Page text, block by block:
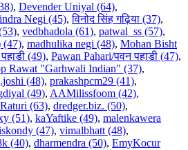
, Devender Uniyal (64),
Negi (45),विनोद सिंह गढ़िया (37),
, vedbhadola (61), patwal_ss (57),
(47), madhulika negi (48), Mohan Bisht
(49), Pawan Pahari/पवन पहाडी (47),
Rawat "Garhwali Indian" (37),
(48), prakashpcm29 (41),
(49), AAMilissfoom (42),
(63), dredger.biz. (50),
(51), kaYaftike (49), malenkawera
(47), vimalbhatt (48),
(40), dharmendra (50), EmyKocur